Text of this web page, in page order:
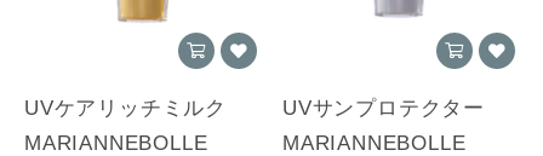
UVケアリッチミルク
MARIANNEBOLLE
UVサンプロテクター
MARIANNEBOLLE